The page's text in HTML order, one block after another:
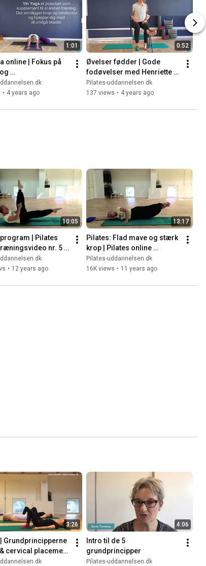
1:01
online | Fokus på
• 4 years ago
0:52
Øvelser fødder | Gode
fodøvelser med Henriette
Askholm Jørgensen
Pilates-uddannelsen.dk
137 views • 4 years ago
10:05
| Pilates
nr. 5
• 12 years ago
13:17
Pilates: Flad mave og stærk
krop | Pilates online
træningsvideo nr. 6
(Begyndere)
Pilates-uddannelsen.dk
16K views • 11 years ago
3:26
Grundprincipperne
cervical placement
af hoved og
4:06
Intro til de 5
grundprincipper
Pilates-uddannelsen.dk